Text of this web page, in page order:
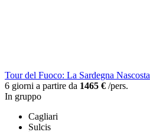
Tour del Fuoco: La Sardegna Nascosta
6 giorni a partire da 1465 € /pers.
In gruppo
Cagliari
Sulcis